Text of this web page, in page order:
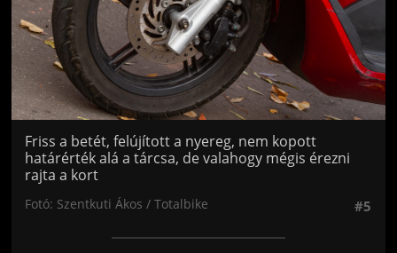
Friss a betét, felújított a nyereg, nem kopott
határérték alá a tárcsa, de valahogy mégis érezni
rajta a kort
Fotó: Szentkuti Ákos / Totalbike #5